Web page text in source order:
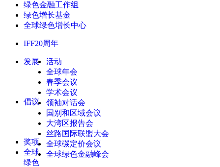
绿色金融工作组
绿色增长基金
全球绿色增长中心
IFF20周年
发展
倡议
奖项
全球
绿色
活动
全球年会
春季会议
学术会议
领袖对话会
国别和区域会议
大湾区报告会
丝路国际联盟大会
全球碳定价会议
全球绿色金融峰会